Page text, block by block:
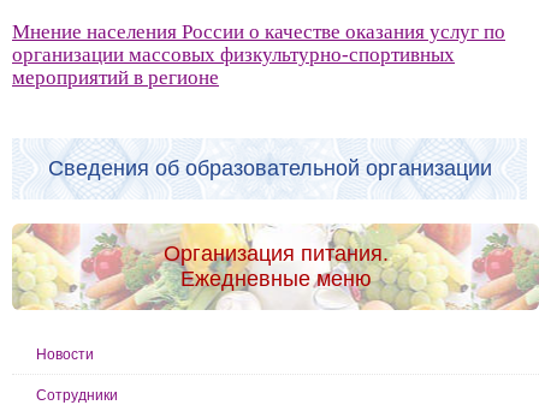
Мнение населения России о качестве оказания услуг по
организации массовых физкультурно-спортивных
мероприятий в регионе
Сведения об образовательной организации
Организация питания.
Ежедневные меню
Новости
Сотрудники